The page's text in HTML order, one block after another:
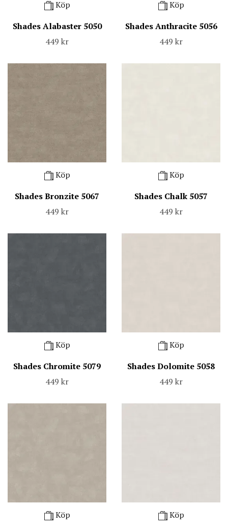
Köp
Shades Alabaster 5050
449 kr
Köp
Shades Anthracite 5056
449 kr
Köp
Shades Bronzite 5067
449 kr
Köp
Shades Chalk 5057
449 kr
Köp
Shades Chromite 5079
449 kr
Köp
Shades Dolomite 5058
449 kr
Köp
Köp